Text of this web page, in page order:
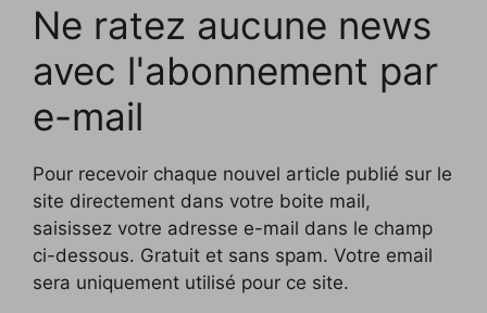
Ne ratez aucune news
avec l'abonnement par
e-mail
Pour recevoir chaque nouvel article publié sur le
site directement dans votre boite mail,
saisissez votre adresse e-mail dans le champ
ci-dessous. Gratuit et sans spam. Votre email
sera uniquement utilisé pour ce site.